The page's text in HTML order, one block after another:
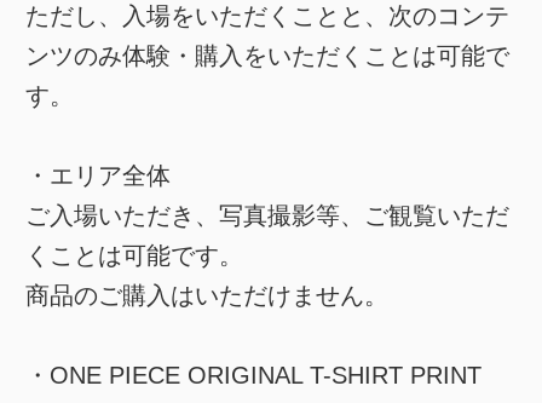
ただし、入場をいただくことと、次のコンテ
ンツのみ体験・購入をいただくことは可能で
す。
・エリア全体
ご入場いただき、写真撮影等、ご観覧いただ
くことは可能です。
商品のご購入はいただけません。
・ONE PIECE ORIGINAL T-SHIRT PRINT